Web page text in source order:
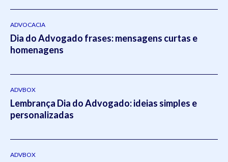
ADVOCACIA
Dia do Advogado frases: mensagens curtas e
homenagens
ADVBOX
Lembrança Dia do Advogado: ideias simples e
personalizadas
ADVBOX